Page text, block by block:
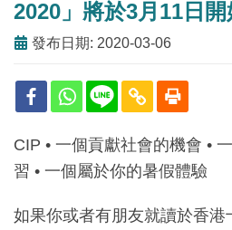
2020」將於3月11日
發布日期: 2020-03-06
CIP • 一個貢獻社會的機會 •
習 • 一個屬於你的暑假體驗
如果你或者有朋友就讀於香港